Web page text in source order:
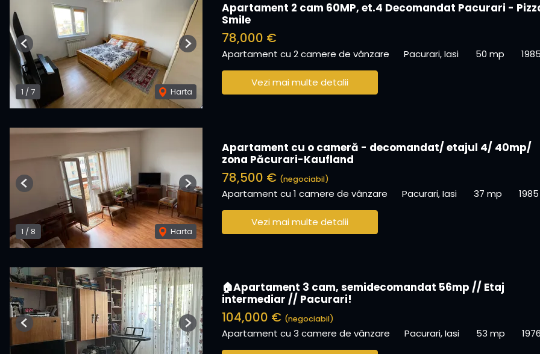
1 /7 Harta
Previous Next
Apartament 2 cam 60MP, et.4 Decomandat Pacurari -
Smile
78,000 €
Apartament cu 2 camere de vânzare Pacurari, Iasi 50 mp
Vezi mai multe detalii
1 /8 Harta
Previous Next
Apartament cu o cameră - decomandat/ etajul 4/ 40mp/
zona Păcurari-Kaufland
78,500 € (negociabil)
Apartament cu 1 camere de vânzare Pacurari, Iasi 37 mp 1985
Vezi mai multe detalii
Previous Next
🏠Apartament 3 cam, semidecomandat 56mp // Etaj
intermediar // Pacurari!
104,000 € (negociabil)
Apartament cu 3 camere de vânzare Pacurari, Iasi 53 mp